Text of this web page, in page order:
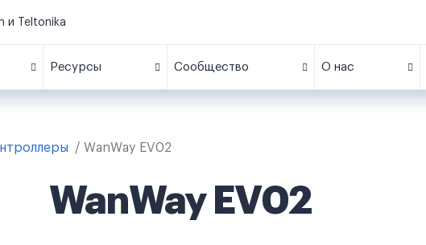
и Teltonika
Ресурсы Сообщество О нас
WanWay EV02
WanWay EV02